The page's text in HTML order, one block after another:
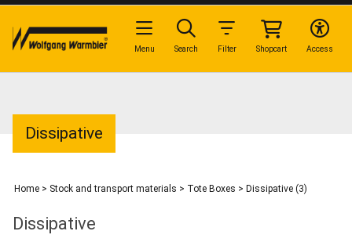
Dissipative
Home > Stock and transport materials > Tote Boxes > Dissipative (3)
Dissipative
Access
Shopcart
Filter
Search
Menu